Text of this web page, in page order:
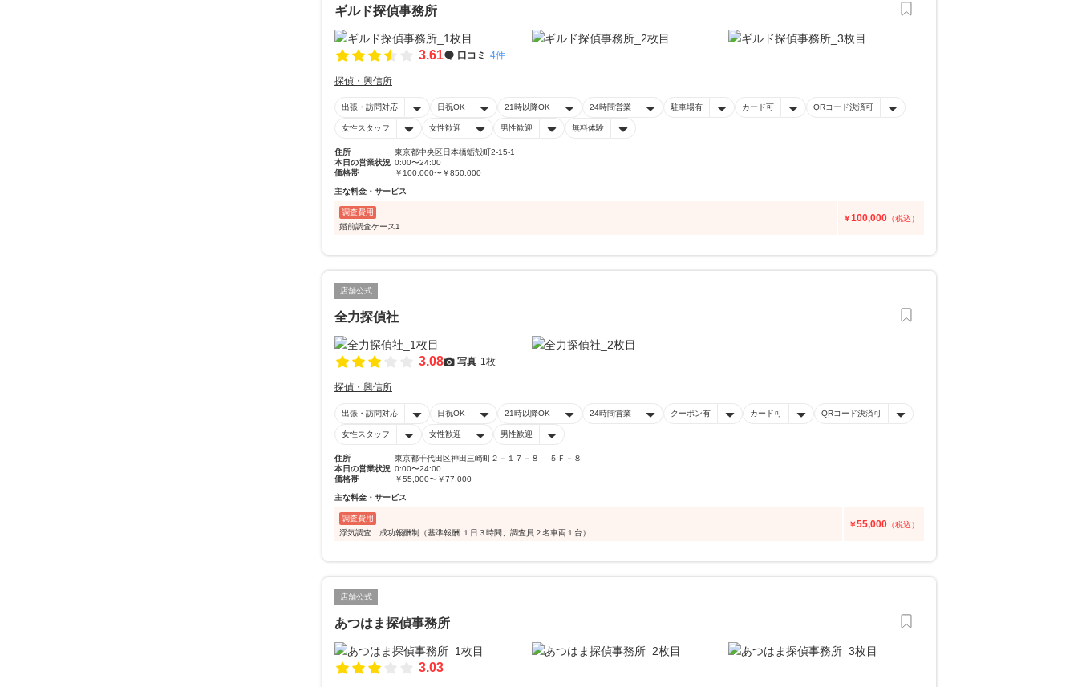
ギルド探偵事務所
3.61 口コミ 4件
探偵・興信所
出張・訪問対応 日祝OK 21時以降OK 24時間営業 駐車場有 カード可 QRコード決済可
女性スタッフ 女性歓迎 男性歓迎 無料体験
住所
東京都中央区日本橋蛎殻町2-15-1
本日の営業状況 0:00〜24:00
価格帯
￥100,000〜￥850,000
主な料金・サービス
調査費用
婚前調査ケース1
￥100,000 （税込）
店舗公式
全力探偵社
3.08 写真 1枚
探偵・興信所
出張・訪問対応 日祝OK 21時以降OK 24時間営業 クーポン有 カード可 QRコード決済可
女性スタッフ 女性歓迎 男性歓迎
住所
東京都千代田区神田三崎町２－１７－８ ５Ｆ－８
本日の営業状況 0:00〜24:00
価格帯
￥55,000〜￥77,000
主な料金・サービス
調査費用
浮気調査 成功報酬制（基準報酬 １日３時間、調査員２名車両１台）
￥55,000 （税込）
店舗公式
あつはま探偵事務所
3.03